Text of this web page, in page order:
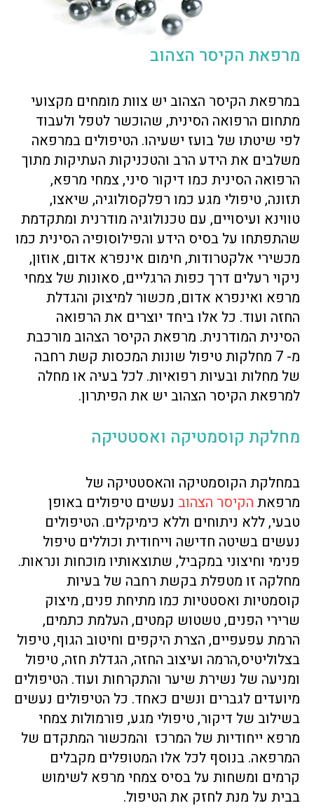
מרפאת הקיסר הצהוב
במרפאת הקיסר הצהוב יש צוות מומחים מקצועי
מתחום הרפואה הסינית, שהוכשר לטפל ולעבוד
לפי שיטתו של בועז ישעיהו. הטיפולים במרפאה
משלבים את הידע הרב והטכניקות העתיקות מתוך
הרפואה הסינית כמו דיקור סיני, צמחי מרפא,
תזונה, טיפולי מגע כמו רפלקסולוגיה, שיאצו,
טווינא ועיסויים, עם טכנולוגיה מודרנית ומתקדמת
שהתפתחו על בסיס הידע והפילוסופיה הסינית כמו
מכשירי אלקטרודות, חימום אינפרא אדום, אוזון,
ניקוי רעלים דרך כפות הרגליים, סאונות של צמחי
מרפא ואינפרא אדום, מכשור למיצוק והגדלת
החזה ועוד. כל אלו ביחד יוצרים את הרפואה
הסינית המודרנית. מרפאת הקיסר הצהוב מורכבת
מ- 7 מחלקות טיפול שונות המכסות קשת רחבה
של מחלות ובעיות רפואיות. לכל בעיה או מחלה
למרפאת הקיסר הצהוב יש את הפיתרון.
מחלקת קוסמטיקה ואסטטיקה
במחלקת הקוסמטיקה והאסטטיקה של
מרפאת הקיסר הצהוב נעשים טיפולים באופן
טבעי, ללא ניתוחים וללא כימיקלים. הטיפולים
נעשים בשיטה חדישה וייחודית וכוללים טיפול
פנימי וחיצוני במקביל, שתוצאותיו מוכחות ונראות.
מחלקה זו מטפלת בקשת רחבה של בעיות
קוסמטיות ואסטטיות כמו מתיחת פנים, מיצוק
שרירי הפנים, טשטוש קמטים, העלמת כתמים,
הרמת עפעפיים, הצרת היקפים וחיטוב הגוף, טיפול
בצלוליטיס,הרמה ועיצוב החזה, הגדלת חזה, טיפול
ומניעה של נשירת שיער והתקרחות ועוד. הטיפולים
מיועדים לגברים ונשים כאחד. כל הטיפולים נעשים
בשילוב של דיקור, טיפולי מגע, פורמולות צמחי
מרפא ייחודיות של המרכז והמכשור המתקדם של
המרפאה. בנוסף לכל אלו המטופלים מקבלים
קרמים ומשחות על בסיס צמחי מרפא לשימוש
בבית על מנת לחזק את הטיפול.